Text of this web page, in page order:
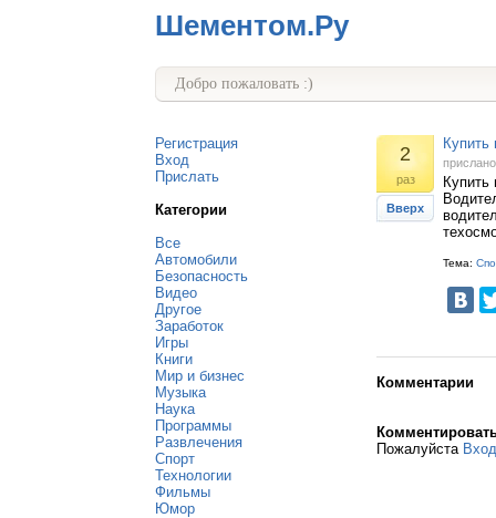
Шементом.Ру
Добро пожаловать :)
Регистрация
Вход
Прислать
Категории
Все
Автомобили
Безопасность
Видео
Другое
Заработок
Игры
Книги
Мир и бизнес
Музыка
Наука
Программы
Развлечения
Спорт
Технологии
Фильмы
Юмор
2
раз
Вверх
Купить
Купить
Тема:
Комментарии
Пожалуйста Вход